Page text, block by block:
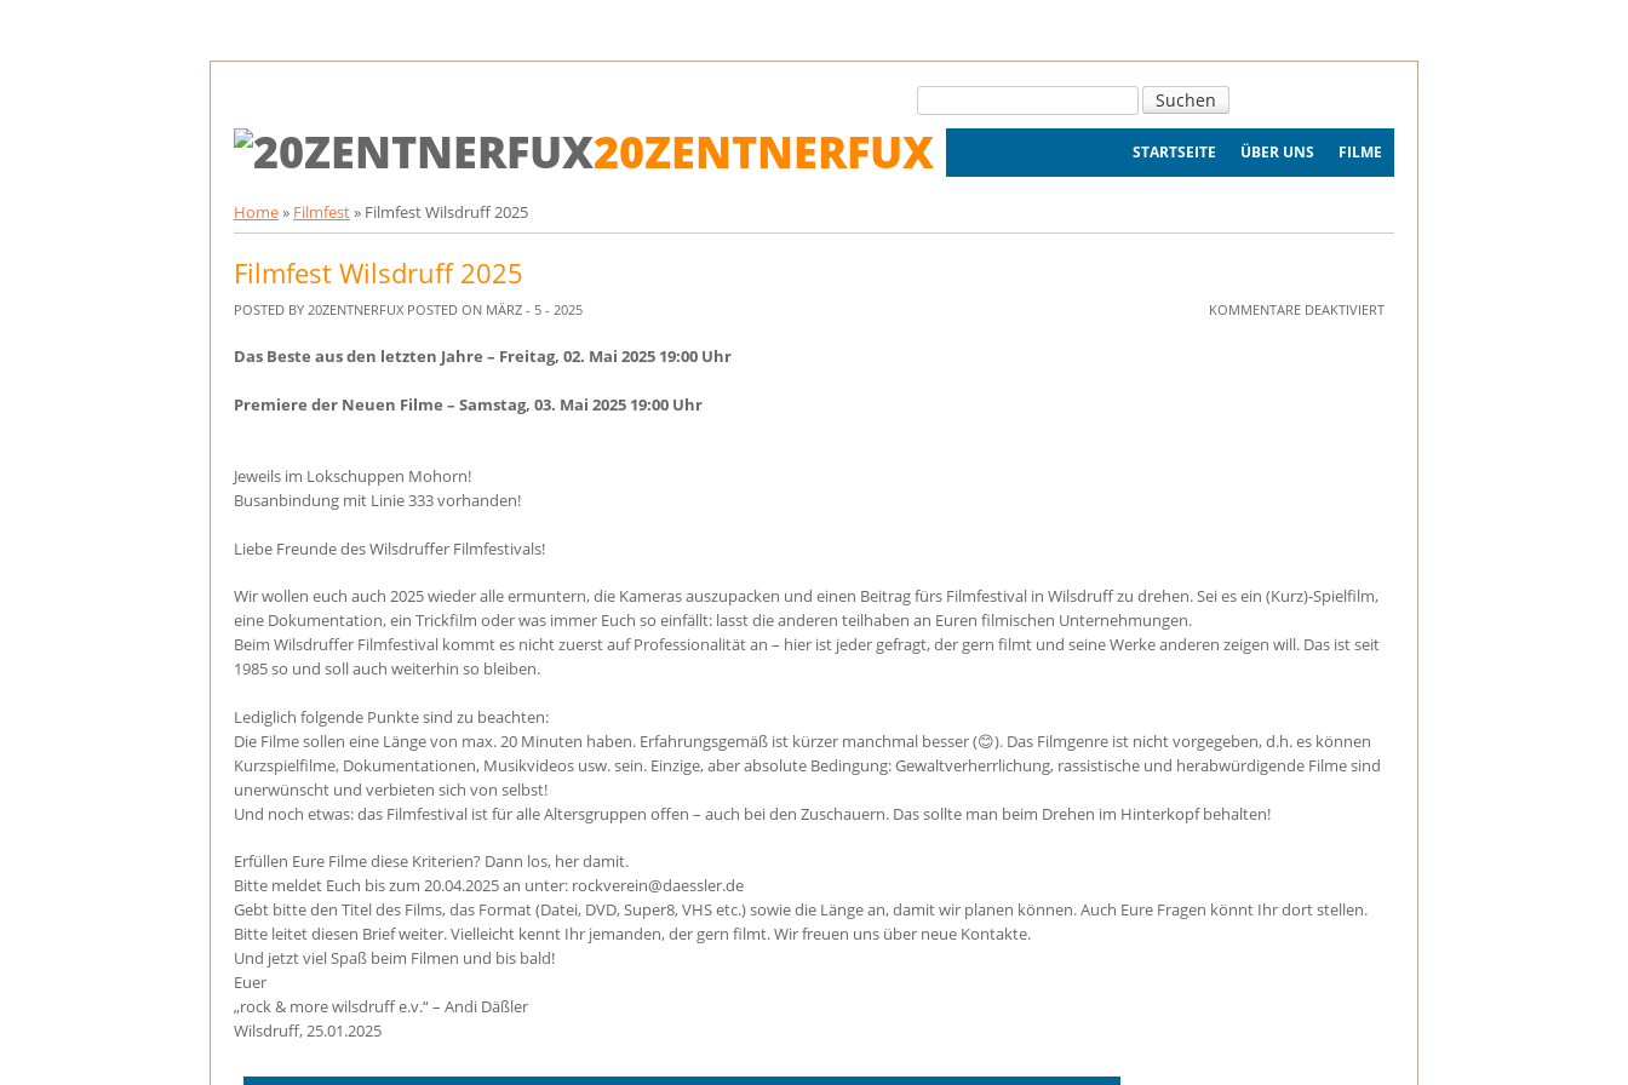
20ZENTNERFUX STARTSEITE ÜBER UNS FILME
Home» Filmfest» Filmfest Wilsdruff 2025
Filmfest Wilsdruff 2025
POSTED BY 20ZENTNERFUX POSTED ON MÄRZ - 5 - 2025 KOMMENTARE DEAKTIVIERTFÜR
Das Beste aus den letzten Jahre – Freitag, 02. Mai 2025 19:00 Uhr
Premiere der Neuen Filme – Samstag, 03. Mai 2025 19:00 Uhr
Jeweils im Lokschuppen Mohorn!
Busanbindung mit Linie 333 vorhanden!
Liebe Freunde des Wilsdruffer Filmfestivals!
Wir wollen euch auch 2025 wieder alle ermuntern, die Kameras auszupacken und einen Beitrag fürs Filmfestival in Wilsdruff zu drehen. Sei es ein (Kurz)-Spielfilm,
eine Dokumentation, ein Trickfilm oder was immer Euch so einfällt: lasst die anderen teilhaben an Euren filmischen Unternehmungen.
Beim Wilsdruffer Filmfestival kommt es nicht zuerst auf Professionalität an – hier ist jeder gefragt, der gern filmt und seine Werke anderen zeigen will. Das ist seit
1985 so und soll auch weiterhin so bleiben.
Lediglich folgende Punkte sind zu beachten:
Die Filme sollen eine Länge von max. 20 Minuten haben. Erfahrungsgemäß ist kürzer manchmal besser (😊). Das Filmgenre ist nicht vorgegeben, d.h. es können
Kurzspielfilme, Dokumentationen, Musikvideos usw. sein. Einzige, aber absolute Bedingung: Gewaltverherrlichung, rassistische und herabwürdigende Filme sind
unerwünscht und verbieten sich von selbst!
Und noch etwas: das Filmfestival ist für alle Altersgruppen offen – auch bei den Zuschauern. Das sollte man beim Drehen im Hinterkopf behalten!
Erfüllen Eure Filme diese Kriterien? Dann los, her damit.
Bitte meldet Euch bis zum 20.04.2025 an unter: rockverein@daessler.de
Gebt bitte den Titel des Films, das Format (Datei, DVD, Super8, VHS etc.) sowie die Länge an, damit wir planen können. Auch Eure Fragen könnt Ihr dort stellen.
Bitte leitet diesen Brief weiter. Vielleicht kennt Ihr jemanden, der gern filmt. Wir freuen uns über neue Kontakte.
Und jetzt viel Spaß beim Filmen und bis bald!
Euer
„rock & more wilsdruff e.v.“ – Andi Däßler
Wilsdruff, 25.01.2025